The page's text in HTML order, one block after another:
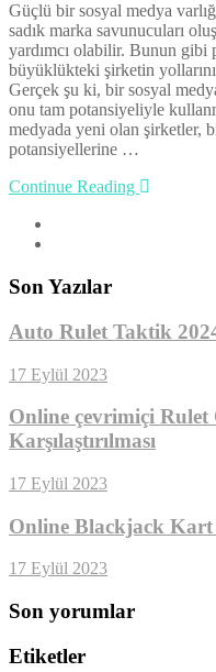
Güçlü bir sosyal medya
sadık marka savunucuları
yardımcı olabilir. Bunun gibi
büyüklükteki şirketin
Gerçek şu ki, bir sosyal
onu tam potansiyeliyle
medyada yeni olan şirketler,
potansiyellerine …
Continue Reading
Son Yazılar
Auto Rulet Taktik
17 Eylül 2023
Online çevrimiçi Rulet
Karşılaştırılması
17 Eylül 2023
Online Blackjack Kart
17 Eylül 2023
Son yorumlar
Etiketler